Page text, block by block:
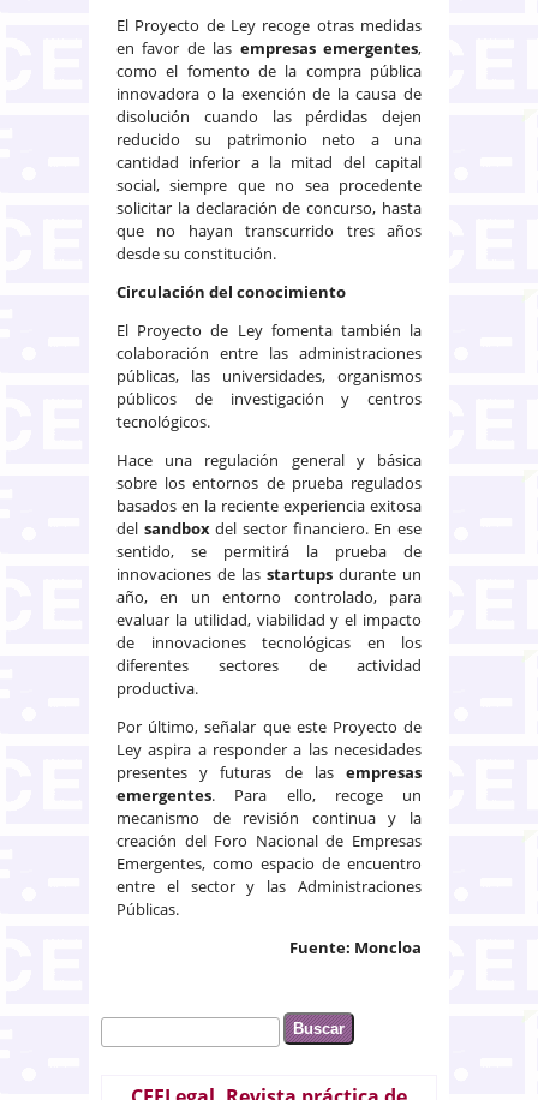
El Proyecto de Ley recoge otras medidas
en favor de las empresas emergentes,
como el fomento de la compra pública
innovadora o la exención de la causa de
disolución cuando las pérdidas dejen
reducido su patrimonio neto a una
cantidad inferior a la mitad del capital
social, siempre que no sea procedente
solicitar la declaración de concurso, hasta
que no hayan transcurrido tres años
desde su constitución.
Circulación del conocimiento
El Proyecto de Ley fomenta también la
colaboración entre las administraciones
públicas, las universidades, organismos
públicos de investigación y centros
tecnológicos.
Hace una regulación general y básica
sobre los entornos de prueba regulados
basados en la reciente experiencia exitosa
del sandbox del sector financiero. En ese
sentido, se permitirá la prueba de
innovaciones de las startups durante un
año, en un entorno controlado, para
evaluar la utilidad, viabilidad y el impacto
de innovaciones tecnológicas en los
diferentes sectores de actividad
productiva.
Por último, señalar que este Proyecto de
Ley aspira a responder a las necesidades
presentes y futuras de las empresas
emergentes. Para ello, recoge un
mecanismo de revisión continua y la
creación del Foro Nacional de Empresas
Emergentes, como espacio de encuentro
entre el sector y las Administraciones
Públicas.
Fuente: Moncloa
Formulario de búsqueda
Buscar